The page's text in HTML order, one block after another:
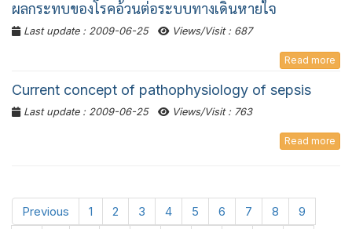
ผลกระทบของโรคอ้วนต่อระบบทางเดินหายใจ
Last update : 2009-06-25 Views/Visit : 687
Read more
Current concept of pathophysiology of sepsis
Last update : 2009-06-25 Views/Visit : 763
Read more
Previous 1 2 3 4 5 6 7 8
9